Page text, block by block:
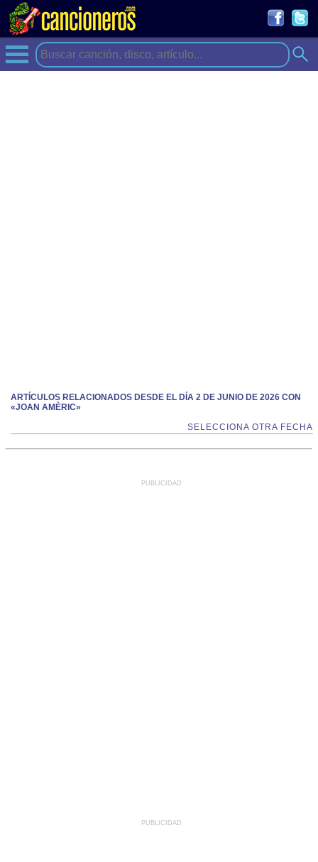
ARTÍCULOS RELACIONADOS DESDE EL DÍA 2 DE JUNIO DE 2026 CON
«JOAN AMÈRIC»
SELECCIONA OTRA FECHA
PUBLICIDAD
PUBLICIDAD